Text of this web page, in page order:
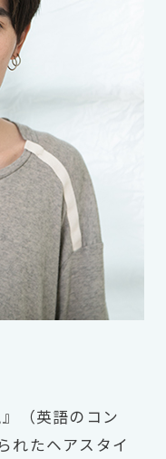
（英語のコン
れたヘアスタイ